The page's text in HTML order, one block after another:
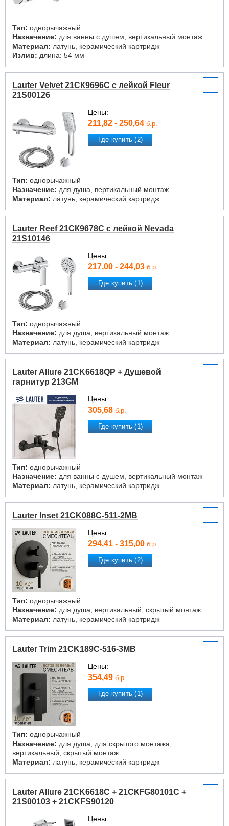
Тип: однорычажный
Назначение: для ванны с душем, вертикальный монтаж
Материал: латунь, керамический картридж
Излив: длина: 54 мм
Lauter Velvet 21СК9696С с лейкой Fleur
21S00126
Цены:
211,82 - 250,64 б.р.
Где купить (2)
Тип: однорычажный
Назначение: для душа, вертикальный монтаж
Материал: латунь, керамический картридж
Lauter Reef 21СК9678C с лейкой Nevada
21S10146
Цены:
217,00 - 244,03 б.р.
Где купить (1)
Тип: однорычажный
Назначение: для душа, вертикальный монтаж
Материал: латунь, керамический картридж
Lauter Allure 21CK6618QP + Душевой
гарнитур 213GM
Цены:
305,68 б.р.
Где купить (1)
Тип: однорычажный
Назначение: для ванны с душем, вертикальный монтаж
Материал: латунь, керамический картридж
Lauter Inset 21CK088C-511-2MB
Цены:
294,41 - 315,00 б.р.
Где купить (2)
Тип: однорычажный
Назначение: для душа, вертикальный, скрытый монтаж
Материал: латунь, керамический картридж
Lauter Trim 21CK189C-516-3MB
Цены:
354,49 б.р.
Где купить (1)
Тип: однорычажный
Назначение: для душа, для скрытого монтажа,
вертикальный, скрытый монтаж
Материал: латунь, керамический картридж
Lauter Allure 21CK6618C + 21СКFG80101C +
21S00103 + 21CKFS90120
Цены: